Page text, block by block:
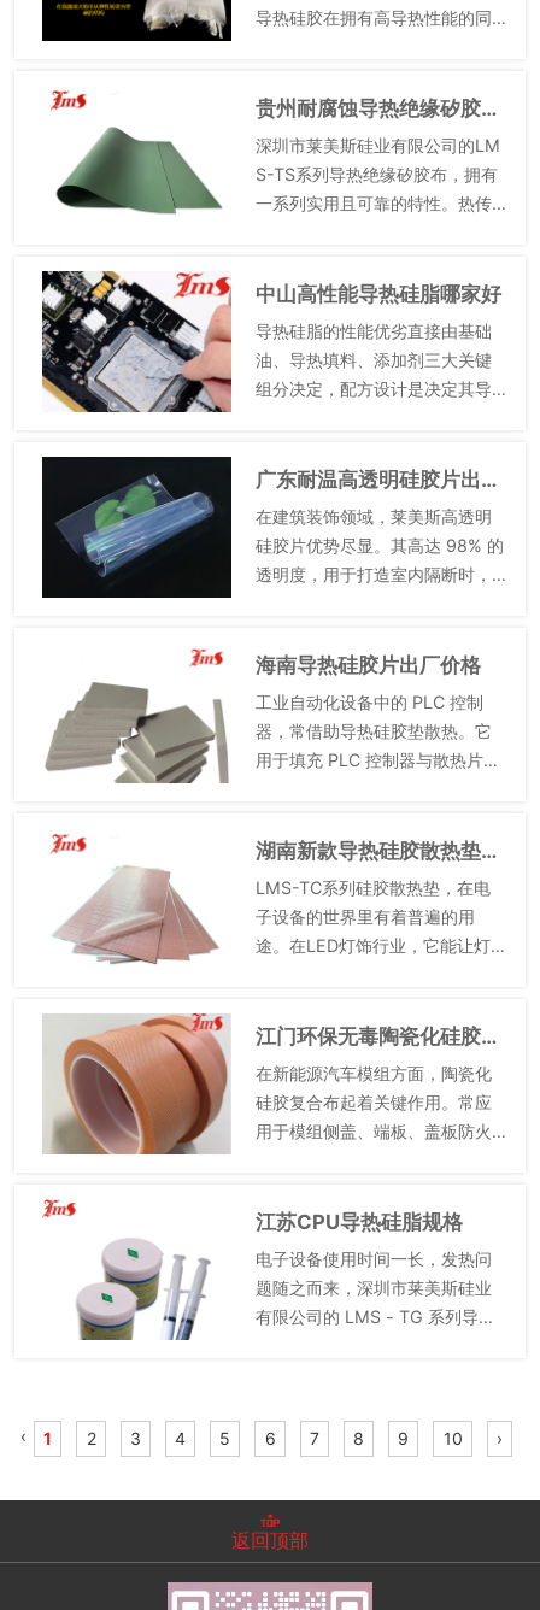
导热硅胶在拥有高导热性能的同
有效的热传导作用，而不会引起
短路等电气问题。高导热硅胶的...
贵州耐腐蚀导热绝缘矽胶布服务热线
深圳市莱美斯硅业有限公司的LM
S-TS系列导热绝缘矽胶布，拥有
一系列实用且可靠的特性。热传
的散热提供了高效的解决方案，
可有效降低设备内部的温度，...
中山高性能导热硅脂哪家好
导热硅脂的性能优劣直接由基础
油、导热填料、添加剂三大关键
组分决定，配方设计是决定其导
油、乙烯基硅油或改性聚硅氧
烷，具备优异的耐高低温性、低
挥发性、...
广东耐温高透明硅胶片出厂价格
在建筑装饰领域，莱美斯高透明
硅胶片优势尽显。其高达 98% 的
透明度，用于打造室内隔断时，
料，极大地减少了空间的局促
感，使室内视觉上更为开阔敞
亮，...
海南导热硅胶片出厂价格
工业自动化设备中的 PLC 控制
器，常借助导热硅胶垫散热。它
用于填充 PLC 控制器与散热片之
工业散热的理想选择。高导热率
保证了快速散热，维持控...
湖南新款导热硅胶散热垫源头工厂
LMS-TC系列硅胶散热垫，在电
子设备的世界里有着普遍的用
途。在LED灯饰行业，它能让灯光
路部分，可有效散热，保证电器
正常工作。在5G基站这样的大...
江门环保无毒陶瓷化硅胶复合布规格
在新能源汽车模组方面，陶瓷化
硅胶复合布起着关键作用。常应
用于模组侧盖、端板、盖板防火
或电池热失控引发局部高温时，
复合布能迅速响应。陶瓷化后的
结构...
江苏CPU导热硅脂规格
电子设备使用时间一长，发热问
题随之而来，深圳市莱美斯硅业
有限公司的 LMS - TG 系列导热
备强大导热性能，能迅速...
‹ 1 2 3 4 5 6 7 8 9 10 ›
返回顶部